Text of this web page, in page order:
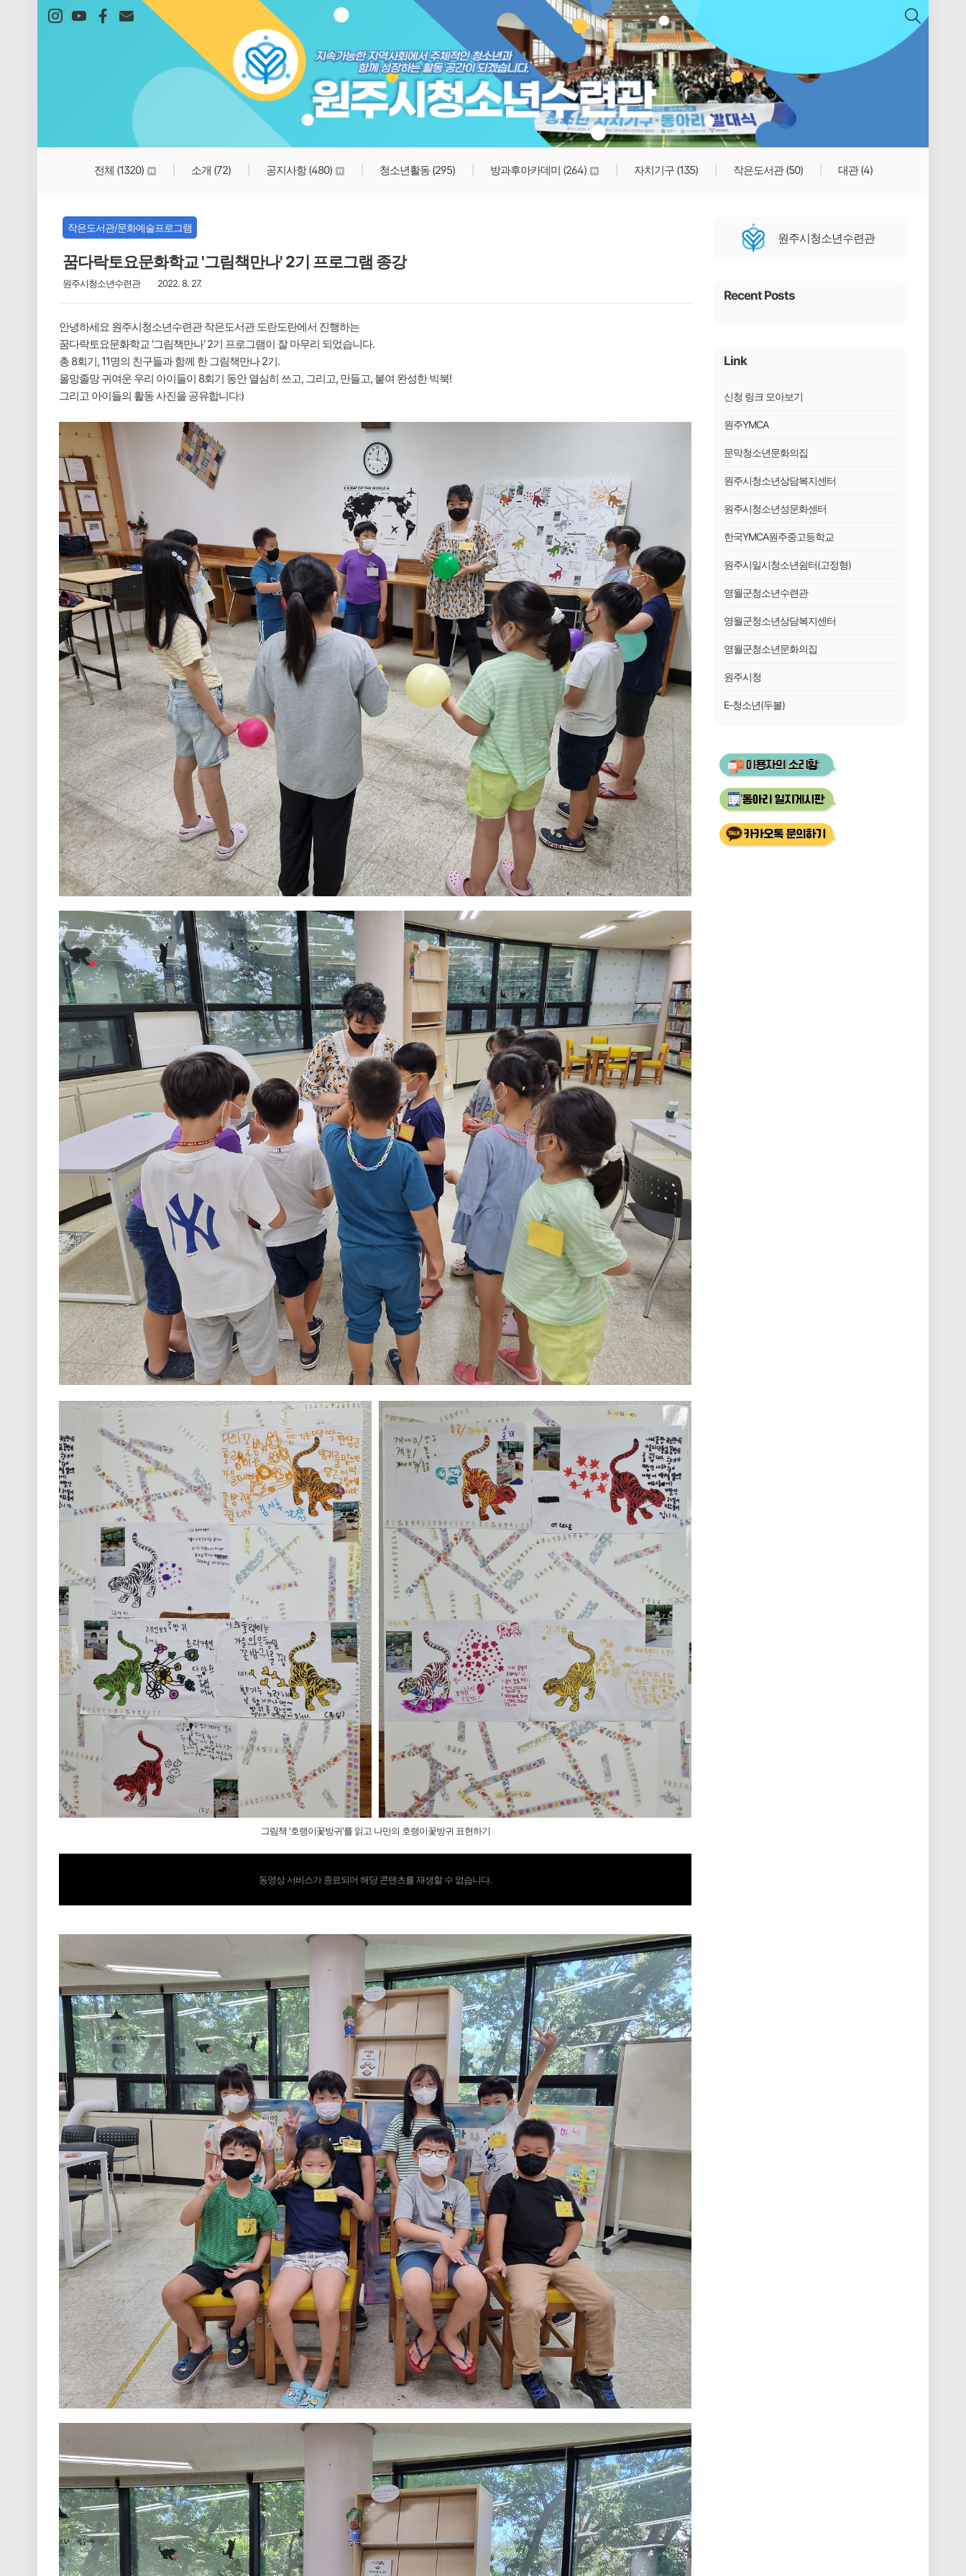
본문 바로가기
원주시청소년수련관
전체 (1320) 소개 (72) 공지사항(480) 청소년활동 (295) 방과후아카데미 (264) 자치기구 (135) 작은도서관(50) 대관(4)
원주시청소년수련관
Recent Posts
Link
신청 링크 모아보기
원주YMCA
문막청소년문화의집
원주시청소년상담복지센터
원주시청소년성문화센터
한국YMCA원주중고등학교
원주시일시청소년쉼터(고정형)
영월군청소년수련관
영월군청소년상담복지센터
영월군청소년문화의집
원주시청
E-청소년(두볼)
작은도서관/문화예술프로그램
꿈다락토요문화학교 '그림책만나' 2기 프로그램 종강
원주시청소년수련관 2022. 8. 27.
안녕하세요 원주시청소년수련관 작은도서관 도란도란에서 진행하는
꿈다락토요문화학교 '그림책만나' 2기 프로그램이 잘 마무리 되었습니다.
총 8회기, 11명의 친구들과 함께 한 그림책만나 2기.
올망졸망 귀여운 우리 아이들이 8회기 동안 열심히 쓰고, 그리고, 만들고, 붙여 완성한 빅북!
그리고 아이들의 활동 사진을 공유합니다:)
그림책 '호랭이꽃방귀'를 읽고 나만의 호랭이꽃방귀 표현하기
동영상 서비스가 종료되어 해당 콘텐츠를 재생할 수 없습니다.